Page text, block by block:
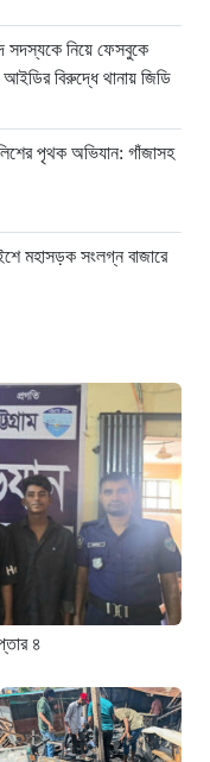
সদস্যকে নিয়ে ফেসবুকে
বিরুদ্ধে থানায় জিডি
পৃথক অভিযান: গাঁজাসহ
মহাসড়ক সংলগ্ন বাজারে
করেন কাদের”
সফরে স্বাস্থ্যমন্ত্রী, সিভিল
নির্দেশ”
ইসি থেকে বিএনপির দুটি
৪